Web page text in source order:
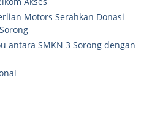
Motors Serahkan Donasi
antara SMKN 3 Sorong dengan